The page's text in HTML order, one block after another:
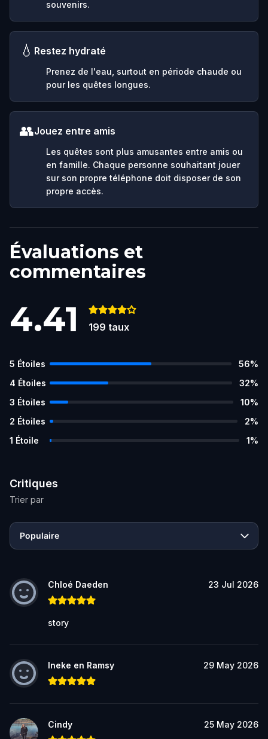
souvenirs.
💧 Restez hydraté
Prenez de l'eau, surtout en période chaude ou
pour les quêtes longues.
👥Jouez entre amis
Les quêtes sont plus amusantes entre amis ou
en famille. Chaque personne souhaitant jouer
sur son propre téléphone doit disposer de son
propre accès.
Évaluations et
commentaires
4.41 199 taux
5 Étoiles 56%
4 Étoiles 32%
3 Étoiles 10%
2 Étoiles 2%
1 Étoile 1%
Critiques
Trier par
Populaire
Chloé Daeden 23 Jul 2026
story
Ineke en Ramsy 29 May 2026
Cindy 25 May 2026